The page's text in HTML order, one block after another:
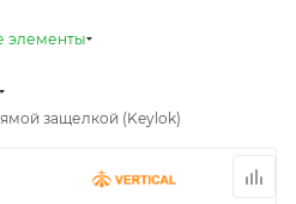
элементы
защелкой (Keylok)